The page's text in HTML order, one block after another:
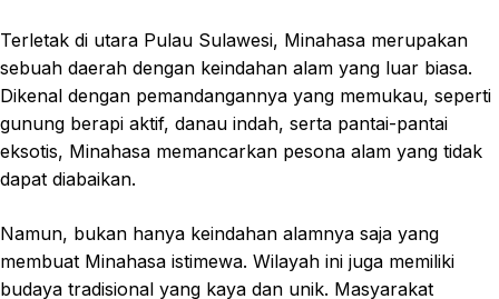
Terletak di utara Pulau Sulawesi, Minahasa merupakan
sebuah daerah dengan keindahan alam yang luar biasa.
Dikenal dengan pemandangannya yang memukau, seperti
gunung berapi aktif, danau indah, serta pantai-pantai
eksotis, Minahasa memancarkan pesona alam yang tidak
dapat diabaikan.
Namun, bukan hanya keindahan alamnya saja yang
membuat Minahasa istimewa. Wilayah ini juga memiliki
budaya tradisional yang kaya dan unik. Masyarakat